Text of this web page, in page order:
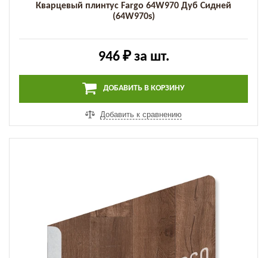
Кварцевый плинтус Fargo 64W970 Дуб Сидней
(64W970s)
946 ₽за шт.
ДОБАВИТЬ В КОРЗИНУ
Добавить к сравнению